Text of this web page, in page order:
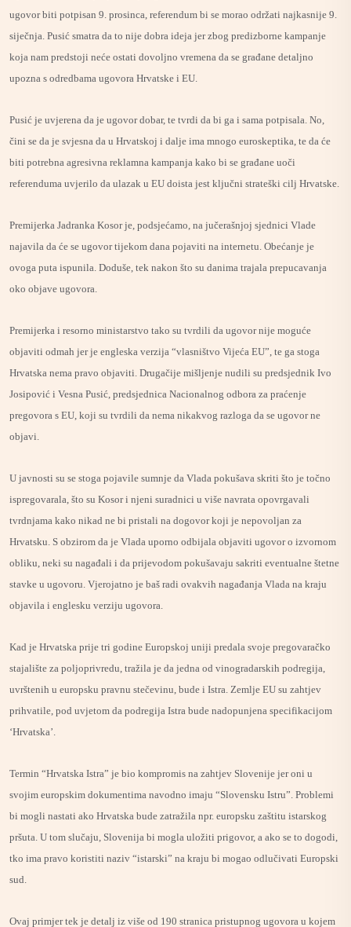
ugovor biti potpisan 9. prosinca, referendum bi se morao održati najkasnije 9.
siječnja. Pusić smatra da to nije dobra ideja jer zbog predizborne kampanje
koja nam predstoji neće ostati dovoljno vremena da se građane detaljno
upozna s odredbama ugovora Hrvatske i EU.
Pusić je uvjerena da je ugovor dobar, te tvrdi da bi ga i sama potpisala. No,
čini se da je svjesna da u Hrvatskoj i dalje ima mnogo euroskeptika, te da će
biti potrebna agresivna reklamna kampanja kako bi se građane uoči
referenduma uvjerilo da ulazak u EU doista jest ključni strateški cilj Hrvatske.
Premijerka Jadranka Kosor je, podsjećamo, na jučerašnjoj sjednici Vlade
najavila da će se ugovor tijekom dana pojaviti na internetu. Obećanje je
ovoga puta ispunila. Doduše, tek nakon što su danima trajala prepucavanja
oko objave ugovora.
Premijerka i resorno ministarstvo tako su tvrdili da ugovor nije moguće
objaviti odmah jer je engleska verzija “vlasništvo Vijeća EU”, te ga stoga
Hrvatska nema pravo objaviti. Drugačije mišljenje nudili su predsjednik Ivo
Josipović i Vesna Pusić, predsjednica Nacionalnog odbora za praćenje
pregovora s EU, koji su tvrdili da nema nikakvog razloga da se ugovor ne
objavi.
U javnosti su se stoga pojavile sumnje da Vlada pokušava skriti što je točno
ispregovarala, što su Kosor i njeni suradnici u više navrata opovrgavali
tvrdnjama kako nikad ne bi pristali na dogovor koji je nepovoljan za
Hrvatsku. S obzirom da je Vlada uporno odbijala objaviti ugovor o izvornom
obliku, neki su nagađali i da prijevodom pokušavaju sakriti eventualne štetne
stavke u ugovoru. Vjerojatno je baš radi ovakvih nagađanja Vlada na kraju
objavila i englesku verziju ugovora.
Kad je Hrvatska prije tri godine Europskoj uniji predala svoje pregovaračko
stajalište za poljoprivredu, tražila je da jedna od vinogradarskih podregija,
uvrštenih u europsku pravnu stečevinu, bude i Istra. Zemlje EU su zahtjev
prihvatile, pod uvjetom da podregija Istra bude nadopunjena specifikacijom
‘Hrvatska’.
Termin “Hrvatska Istra” je bio kompromis na zahtjev Slovenije jer oni u
svojim europskim dokumentima navodno imaju “Slovensku Istru”. Problemi
bi mogli nastati ako Hrvatska bude zatražila npr. europsku zaštitu istarskog
pršuta. U tom slučaju, Slovenija bi mogla uložiti prigovor, a ako se to dogodi,
tko ima pravo koristiti naziv “istarski” na kraju bi mogao odlučivati Europski
sud.
Ovaj primjer tek je detalj iz više od 190 stranica pristupnog ugovora u kojem